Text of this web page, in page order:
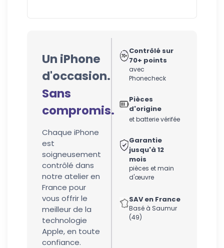
Un iPhone
d'occasion.
Sans
compromis.
Chaque iPhone
est
soigneusement
contrôlé dans
notre atelier en
France pour
vous offrir le
meilleur de la
technologie
Apple, en toute
confiance.
Contrôlé sur
70+ points
avec
Phonecheck
Pièces
d'origine
et batterie vérifée
Garantie
jusqu'à 12
mois
pièces et main
d'œuvre
SAV en France
Basé à Saumur
(49)